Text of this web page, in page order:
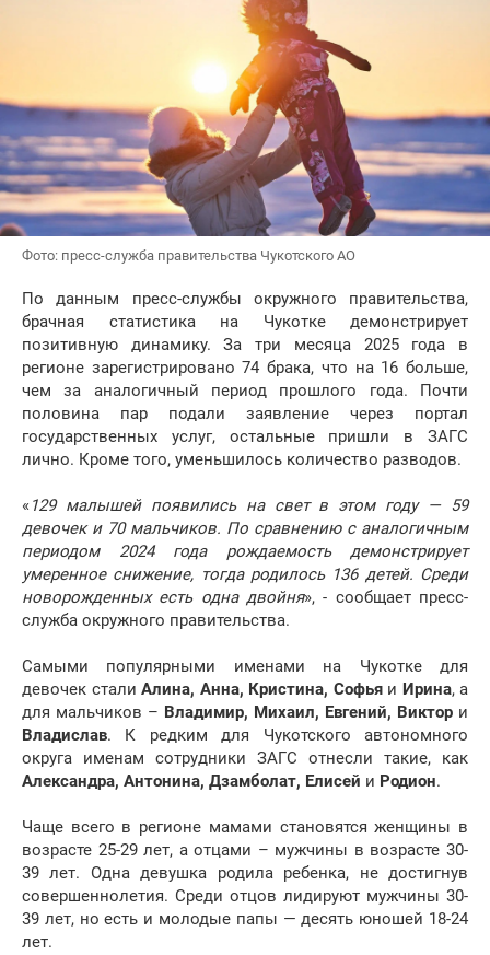
Фото: пресс-служба правительства Чукотского АО
По данным пресс-службы окружного правительства,
брачная статистика на Чукотке демонстрирует
позитивную динамику. За три месяца 2025 года в
регионе зарегистрировано 74 брака, что на 16 больше,
чем за аналогичный период прошлого года. Почти
половина пар подали заявление через портал
государственных услуг, остальные пришли в ЗАГС
лично. Кроме того, уменьшилось количество разводов.
« 129 малышей появились на свет в этом году — 59
девочек и 70 мальчиков. По сравнению с аналогичным
периодом 2024 года рождаемость демонстрирует
умеренное снижение, тогда родилось 136 детей. Среди
новорожденных есть одна двойня», - сообщает пресс-
служба окружного правительства.
Самыми популярными именами на Чукотке для
девочек стали Алина, Анна, Кристина, Софьяи Ирина, а
для мальчиков – Владимир, Михаил, Евгений, Виктор и
Владислав. К редким для Чукотского автономного
округа именам сотрудники ЗАГС отнесли такие, как
Александра, Антонина, Дзамболат, Елисей и Родион.
Чаще всего в регионе мамами становятся женщины в
возрасте 25-29 лет, а отцами – мужчины в возрасте 30-
39 лет. Одна девушка родила ребенка, не достигнув
совершеннолетия. Среди отцов лидируют мужчины 30-
39 лет, но есть и молодые папы — десять юношей 18-24
лет.